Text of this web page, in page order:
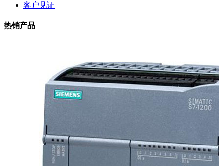
客户见证
热销产品